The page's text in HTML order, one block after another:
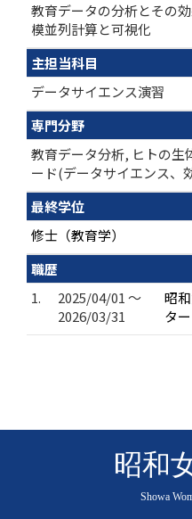
教育データの分析とその
模並列計算と可視化
主担当科目
データサイエンス演習
専門分野
教育データ分析, ヒトの生
ード(データサイエンス、
最終学位
修士（教育学）
職歴
1.
2025/04/01 ～
2026/03/31
昭
タ
昭和
Showa